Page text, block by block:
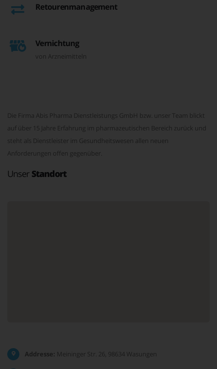
Retourenmanagement
Vernichtung
von Arzneimitteln
Die Firma Abis Pharma Dienstleistungs GmbH bzw. unser Team blickt
auf über 15 Jahre Erfahrung im pharmazeutischen Bereich zurück und
steht als Dienstleister im Gesundheitswesen allen neuen
Anforderungen offen gegenüber.
Unser Standort
Addresse: Meininger Str. 26, 98634 Wasungen